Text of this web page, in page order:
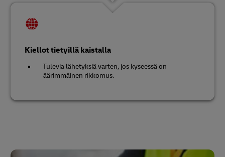
Kiellot tietyillä kaistalla
Tulevia lähetyksiä varten, jos kyseessä on
äärimmäinen rikkomus.